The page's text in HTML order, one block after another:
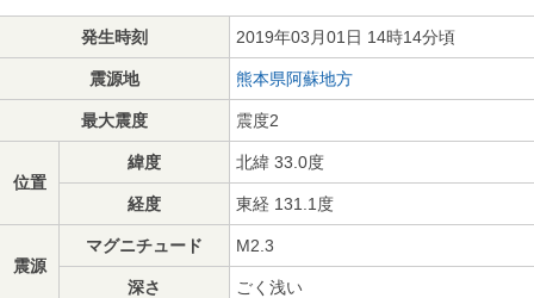
発生時刻 2019年03月01日 14時14分頃
震源地 熊本県阿蘇地方
最大震度 震度2
位置
緯度 北緯 33.0度
経度 東経 131.1度
震源
マグニチュード M2.3
深さ ごく浅い